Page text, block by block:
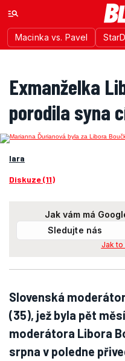
Macinka vs. Pavel
Exmanželka
porodila syna
lara
Diskuze (11)
Jak vám má
Sledujte nás
Jak to
Slovenská
(35), jež byla pět
moderátora Libora
srpna v poledne